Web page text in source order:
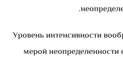
Уровень интенсивности
мерой неопределенности